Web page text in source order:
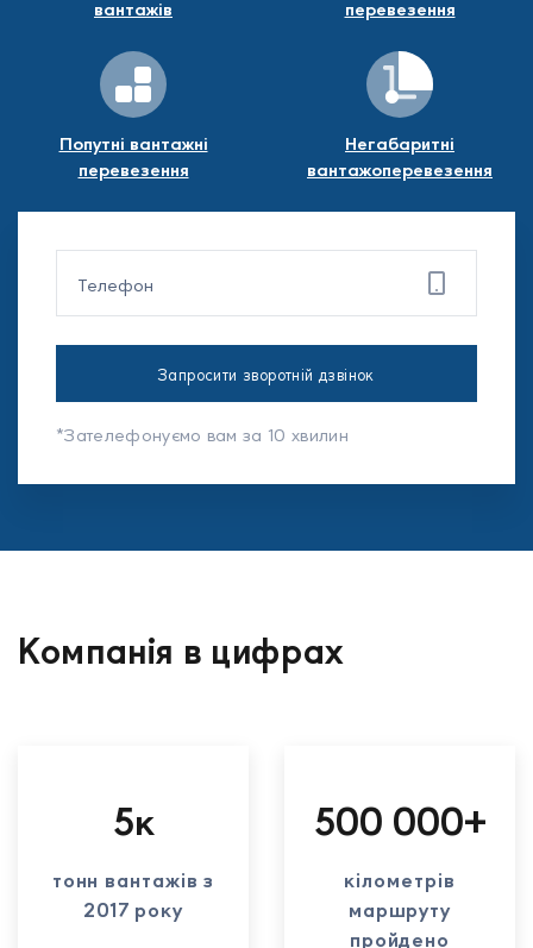
вантажів
перевезення
Попутні вантажні
перевезення
Негабаритні
вантажоперевезення
Запросити зворотній дзвінок
*Зателефонуємо вам за 10 хвилин
Компанія в цифрах
5к
тонн вантажів з
2017 року
500 000+
кілометрів
маршруту
пройдено